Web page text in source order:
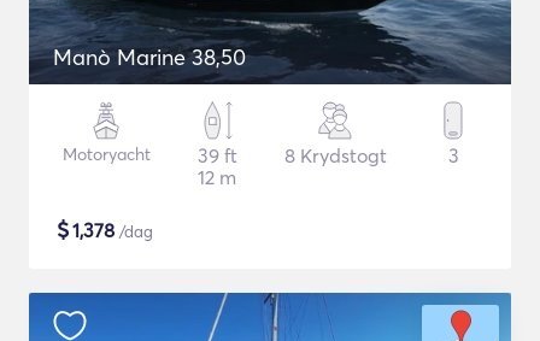
Manò Marine 38,50
Motoryacht
39 ft
12 m
8 Krydstogt 3
$1,378 /dag